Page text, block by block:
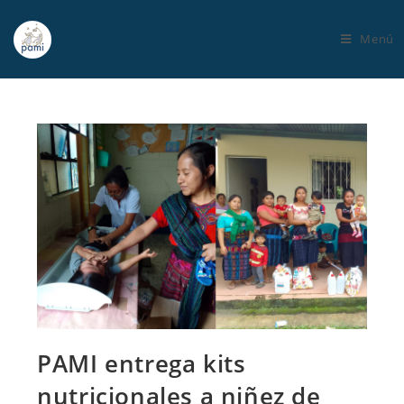
Menú
PAMI entrega kits
nutricionales a niñez de